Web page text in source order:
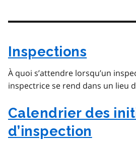
Inspections
À quoi s’attendre lorsqu’un
inspectrice se rend dans un lieu
Calendrier des
d’inspection